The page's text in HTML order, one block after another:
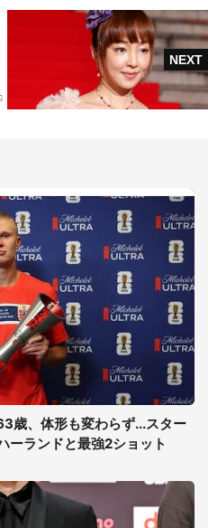
歳、体形も変わらず...スター
ーランドと最強2ショット